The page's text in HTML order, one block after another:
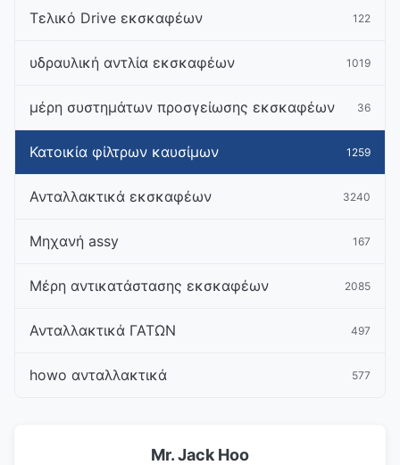
Τελικό Drive εκσκαφέων 122
υδραυλική αντλία εκσκαφέων 1019
μέρη συστημάτων προσγείωσης εκσκαφέων 36
Κατοικία φίλτρων καυσίμων 1259
Ανταλλακτικά εκσκαφέων 3240
Μηχανή assy 167
Μέρη αντικατάστασης εκσκαφέων 2085
Ανταλλακτικά ΓΑΤΩΝ 497
howo ανταλλακτικά 577
Mr. Jack Hoo